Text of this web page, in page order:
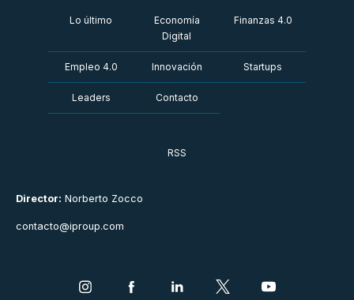
Director: Norberto Zocco
contacto@iproup.com
Lo último
Economía
Digital
Finanzas 4.0
Empleo 4.0 Innovación Startups
Leaders Contacto
RSS